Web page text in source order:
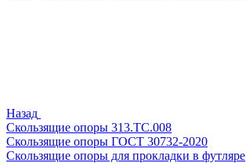
Назад
Скользящие опоры 313.ТС.008
Скользящие опоры ГОСТ 30732-2020
Скользящие опоры для прокладки в футляре